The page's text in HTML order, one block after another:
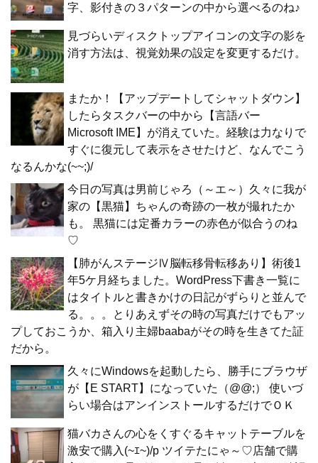
字、影付きの３パターンの中から選べるのね♪
見づらいディスクトップアイコンの文字の影を
消す方法は、視覚効果の設定を変更するだけ。
またか！【アップデートしてシャットダウン】
したらタスクバーの中から【言語バー
Microsoft IME】が消えていた。経験は力なりで
すぐに復元して表示をさせたけど、なんでこう
なるんかな(~~;)/
今日の写真は男前じゃろ（～エ～）久々に我が
家の【黒猫】ちゃんの奇跡の一枚が撮れたか
も。 黒猫には定番カラーの赤色が似合うのね
♡
【肺がんステージⅣ脳転移骨転移あり】術後1
年5ケ月経ちました。WordPress下書き一覧に
はタイトルと書きかけの日記がずらりと並んで
る。。。とりあえずその時の写真だけでもアッ
プしておこうか、箱入り主婦baabaがその時を生きてた証
だから。
久々にWindowsを起動したら、勝手にブラウザ
が【E START】になっていた（@@;） 使いづ
らい場合はアンインストールするだけでＯＫ
猫バカさんの心をくすぐるキャットテーブルを
激安で購入(~ｴ~)/p ツイテたにゃ～♡店舗で購